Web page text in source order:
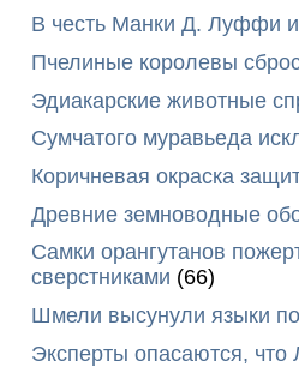
В честь Манки Д. Луффи
Пчелиные королевы
Эдиакарские животные
Сумчатого муравьеда
Коричневая окраска
Древние земноводные
Самки орангутанов
сверстниками (66)
Шмели высунули языки
Эксперты опасаются,